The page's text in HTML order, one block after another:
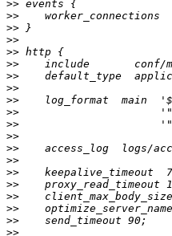
>>
>>
>>
>>
>>
>>
>>
>>
>>
>>
>>
>>
>>
>>
>>
>>
>>
>>
>>
>>